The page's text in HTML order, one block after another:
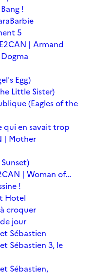
!
Barbie
5
| Armand
Egg)
Little Sister)
(Eagles of the
qui en savait trop
| Mother
| Woman of...
!
Hotel
croquer
jour
Sébastien
Sébastien 3, le
Sébastien,